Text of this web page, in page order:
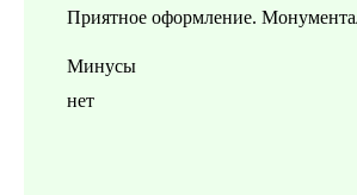
Приятное оформление.
Минусы
нет